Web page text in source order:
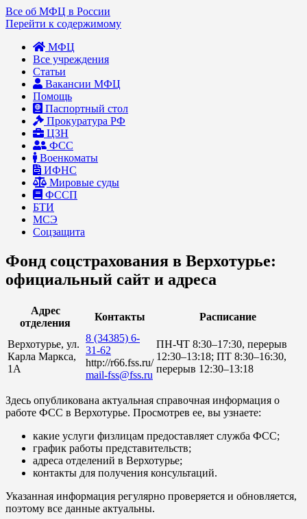
Все об МФЦ в России
Перейти к содержимому
МФЦ
Все учреждения
Статьи
Вакансии МФЦ
Помощь
Паспортный стол
Прокуратура РФ
ЦЗН
ФСС
Военкоматы
ИФНС
Мировые суды
ФССП
БТИ
МСЭ
Соцзащита
Фонд соцстрахования в Верхотурье:
официальный сайт и адреса
Адрес
отделения
Контакты Расписание
Верхотурье, ул.
Карла Маркса,
1А
8 (34385) 6-
31-62
http://r66.fss.ru/
mail-fss@fss.ru
ПН-ЧТ 8:30–17:30, перерыв
12:30–13:18; ПТ 8:30–16:30,
перерыв 12:30–13:18
Здесь опубликована актуальная справочная информация о
работе ФСС в Верхотурье. Просмотрев ее, вы узнаете:
какие услуги физлицам предоставляет служба ФСС;
график работы представительств;
адреса отделений в Верхотурье;
контакты для получения консультаций.
Указанная информация регулярно проверяется и обновляется,
поэтому все данные актуальны.